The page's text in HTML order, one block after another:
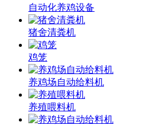
自动化养鸡设备
猪舍清粪机
鸡笼
养鸡场自动给料机
养殖喂料机